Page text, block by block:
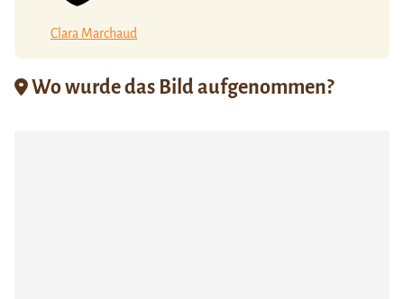
Clara Marchaud
Wo wurde das Bild aufgenommen?